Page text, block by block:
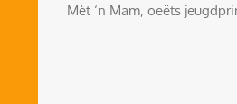
Mèt ‘n Mam, oeëts